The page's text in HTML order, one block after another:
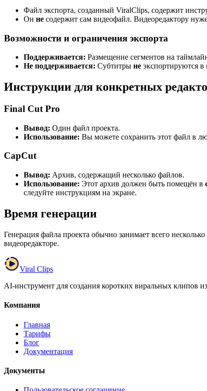
Файл экспорта, созданный ViralClips, содержит
Он не содержит сам видеофайл. Видеоредактору
Возможности и ограничения экспорта
Поддерживается: Размещение сегментов на
Не поддерживается: Субтитры не экспортируются в
Инструкции для конкретных
Final Cut Pro
Вывод: Один файл проекта.
Использование: Вы можете сохранить этот файл в
CapCut
Вывод: Архив, содержащий несколько файлов.
Использование: Этот архив должен быть помещён в
следуйте инструкциям на экране.
Время генерации
Генерация файла проекта обычно занимает всего
видеоредакторе.
Viral Clips
AI-инструмент для создания коротких виральных клипов
Компания
Главная
Тарифы
Блог
Документация
Документы